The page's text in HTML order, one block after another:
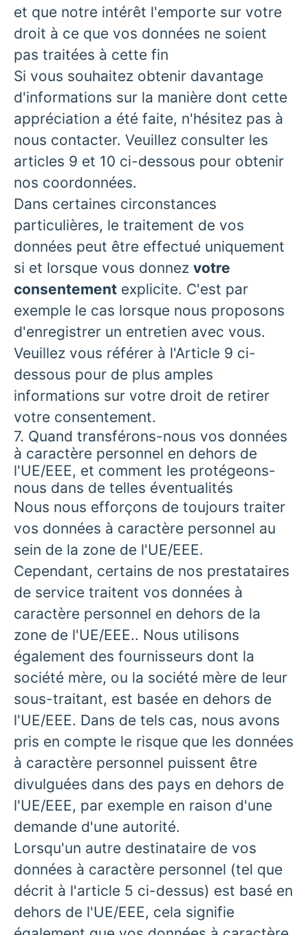
et que notre intérêt l'emporte sur votre
droit à ce que vos données ne soient
pas traitées à cette fin
Si vous souhaitez obtenir davantage
d'informations sur la manière dont cette
appréciation a été faite, n'hésitez pas à
nous contacter. Veuillez consulter les
articles 9 et 10 ci-dessous pour obtenir
nos coordonnées.
Dans certaines circonstances
particulières, le traitement de vos
données peut être effectué uniquement
si et lorsque vous donnez votre
consentement explicite. C'est par
exemple le cas lorsque nous proposons
d'enregistrer un entretien avec vous.
Veuillez vous référer à l'Article 9 ci-
dessous pour de plus amples
informations sur votre droit de retirer
votre consentement.
7. Quand transférons-nous vos données
à caractère personnel en dehors de
l'UE/EEE, et comment les protégeons-
nous dans de telles éventualités
Nous nous efforçons de toujours traiter
vos données à caractère personnel au
sein de la zone de l'UE/EEE.
Cependant, certains de nos prestataires
de service traitent vos données à
caractère personnel en dehors de la
zone de l'UE/EEE.. Nous utilisons
également des fournisseurs dont la
société mère, ou la société mère de leur
sous-traitant, est basée en dehors de
l'UE/EEE. Dans de tels cas, nous avons
pris en compte le risque que les données
à caractère personnel puissent être
divulguées dans des pays en dehors de
l'UE/EEE, par exemple en raison d'une
demande d'une autorité.
Lorsqu'un autre destinataire de vos
données à caractère personnel (tel que
décrit à l'article 5 ci-dessus) est basé en
dehors de l'UE/EEE, cela signifie